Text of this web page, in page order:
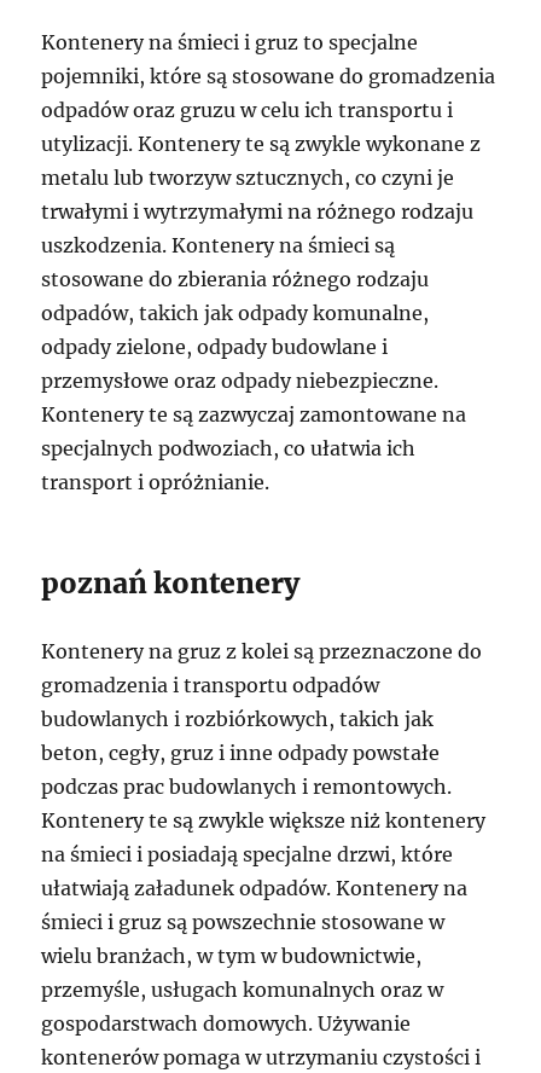
Kontenery na śmieci i gruz to specjalne
pojemniki, które są stosowane do gromadzenia
odpadów oraz gruzu w celu ich transportu i
utylizacji. Kontenery te są zwykle wykonane z
metalu lub tworzyw sztucznych, co czyni je
trwałymi i wytrzymałymi na różnego rodzaju
uszkodzenia. Kontenery na śmieci są
stosowane do zbierania różnego rodzaju
odpadów, takich jak odpady komunalne,
odpady zielone, odpady budowlane i
przemysłowe oraz odpady niebezpieczne.
Kontenery te są zazwyczaj zamontowane na
specjalnych podwoziach, co ułatwia ich
transport i opróżnianie.
poznań kontenery
Kontenery na gruz z kolei są przeznaczone do
gromadzenia i transportu odpadów
budowlanych i rozbiórkowych, takich jak
beton, cegły, gruz i inne odpady powstałe
podczas prac budowlanych i remontowych.
Kontenery te są zwykle większe niż kontenery
na śmieci i posiadają specjalne drzwi, które
ułatwiają załadunek odpadów. Kontenery na
śmieci i gruz są powszechnie stosowane w
wielu branżach, w tym w budownictwie,
przemyśle, usługach komunalnych oraz w
gospodarstwach domowych. Używanie
kontenerów pomaga w utrzymaniu czystości i